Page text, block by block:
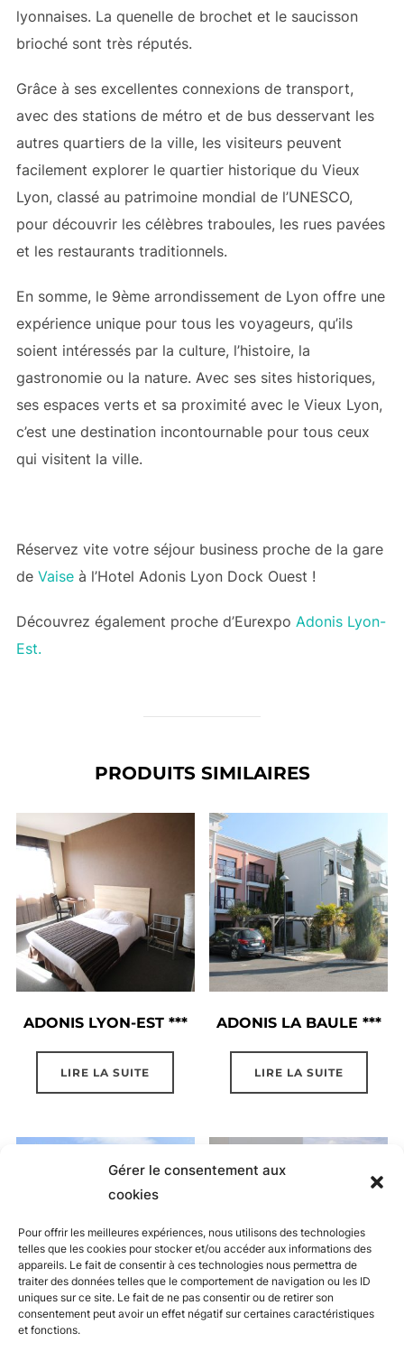
Gérer le consentement aux
cookies
Pour offrir les meilleures expériences, nous utilisons des technologies
telles que les cookies pour stocker et/ou accéder aux informations des
appareils. Le fait de consentir à ces technologies nous permettra de
traiter des données telles que le comportement de navigation ou les ID
uniques sur ce site. Le fait de ne pas consentir ou de retirer son
consentement peut avoir un effet négatif sur certaines caractéristiques
et fonctions.
lyonnaises. La quenelle de brochet et le saucisson
brioché sont très réputés.
Grâce à ses excellentes connexions de transport,
avec des stations de métro et de bus desservant les
autres quartiers de la ville, les visiteurs peuvent
facilement explorer le quartier historique du Vieux
Lyon, classé au patrimoine mondial de l’UNESCO,
pour découvrir les célèbres traboules, les rues pavées
et les restaurants traditionnels.
En somme, le 9ème arrondissement de Lyon offre une
expérience unique pour tous les voyageurs, qu’ils
soient intéressés par la culture, l’histoire, la
gastronomie ou la nature. Avec ses sites historiques,
ses espaces verts et sa proximité avec le Vieux Lyon,
c’est une destination incontournable pour tous ceux
qui visitent la ville.
Réservez vite votre séjour business proche de la gare
de Vaiseà l’Hotel Adonis Lyon Dock Ouest !
Découvrez également proche d’Eurexpo Adonis Lyon-
Est.
PRODUITS SIMILAIRES
ADONIS LYON-EST ***
LIRE LA SUITE
ADONIS LA BAULE ***
LIRE LA SUITE